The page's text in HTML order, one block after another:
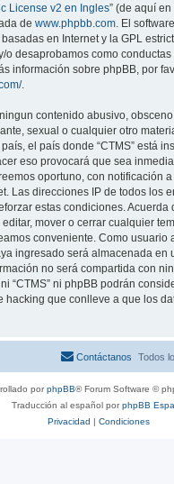
License v2 en Ingles” (de aquí en
de www.phpbb.com. El
en Internet y la GPL
o desaprobamos como
información sobre phpBB, por
.
contenido abusivo,
sexual o cualquier otro
el país donde “CTMS” está
eso provocará que sea
oportuno, con notificación
Las direcciones IP de todos los
estas condiciones. Acuerda
mover o cerrar cualquier
conveniente. Como usuario
ingresado será almacenada en
no será compartida con
“CTMS” ni phpBB podrán
hacking que conlleve a que los
Todos
Contáctanos
porphpBB® Forum Software ©
Traducción al español porphpBB
Privacidad | Condiciones